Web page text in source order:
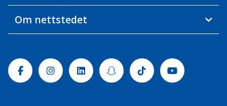
Om nettstedet
FacebookInstagramLinkedinSnapchatTiktok Youtube